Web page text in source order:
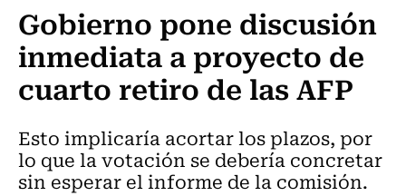
Gobierno pone discusión
inmediata a proyecto de
cuarto retiro de las AFP
Esto implicaría acortar los plazos, por
lo que la votación se debería concretar
sin esperar el informe de la comisión.